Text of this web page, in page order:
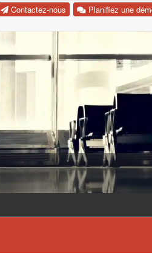
Planifiez une
Contactez-nous